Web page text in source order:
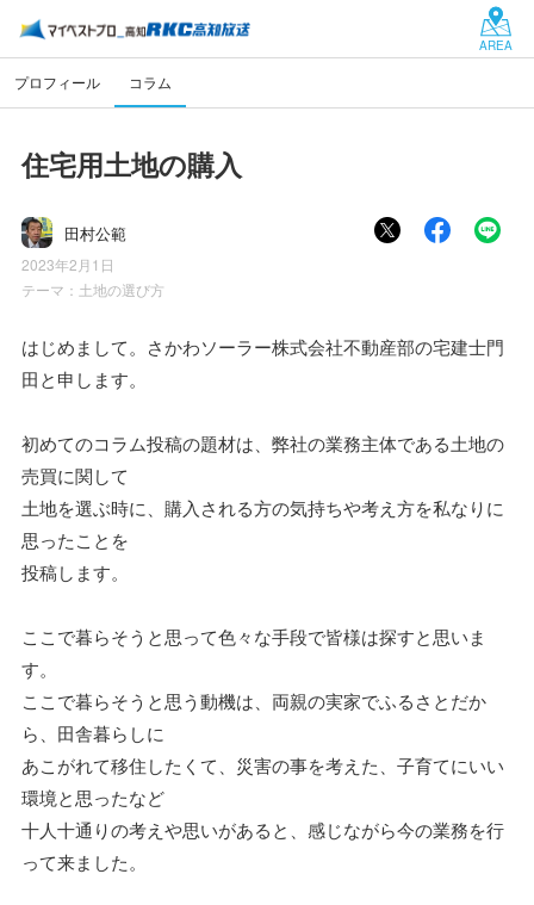
AREA
プロフィール コラム
住宅用土地の購入
田村公範
2023年2月1日
テーマ： 土地の選び方
はじめまして。さかわソーラー株式会社不動産部の宅建士門
田と申します。
初めてのコラム投稿の題材は、弊社の業務主体である土地の
売買に関して
土地を選ぶ時に、購入される方の気持ちや考え方を私なりに
思ったことを
投稿します。
ここで暮らそうと思って色々な手段で皆様は探すと思いま
す。
ここで暮らそうと思う動機は、両親の実家でふるさとだか
ら、田舎暮らしに
あこがれて移住したくて、災害の事を考えた、子育てにいい
環境と思ったなど
十人十通りの考えや思いがあると、感じながら今の業務を行
って来ました。